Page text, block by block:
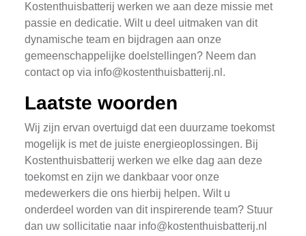
Kostenthuisbatterij werken we aan deze missie met
passie en dedicatie. Wilt u deel uitmaken van dit
dynamische team en bijdragen aan onze
gemeenschappelijke doelstellingen? Neem dan
contact op via info@kostenthuisbatterij.nl .
Laatste woorden
Wij zijn ervan overtuigd dat een duurzame toekomst
mogelijk is met de juiste energieoplossingen. Bij
Kostenthuisbatterij werken we elke dag aan deze
toekomst en zijn we dankbaar voor onze
medewerkers die ons hierbij helpen. Wilt u
onderdeel worden van dit inspirerende team? Stuur
dan uw sollicitatie naar info@kostenthuisbatterij.nl